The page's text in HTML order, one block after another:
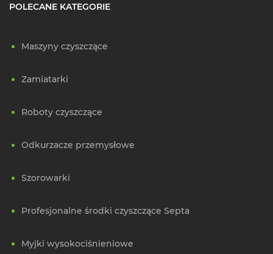
POLECANE KATEGORIE
Maszyny czyszczące
Zamiatarki
Roboty czyszczące
Odkurzacze przemysłowe
Szorowarki
Profesjonalne środki czyszczące Septa
Myjki wysokociśnieniowe